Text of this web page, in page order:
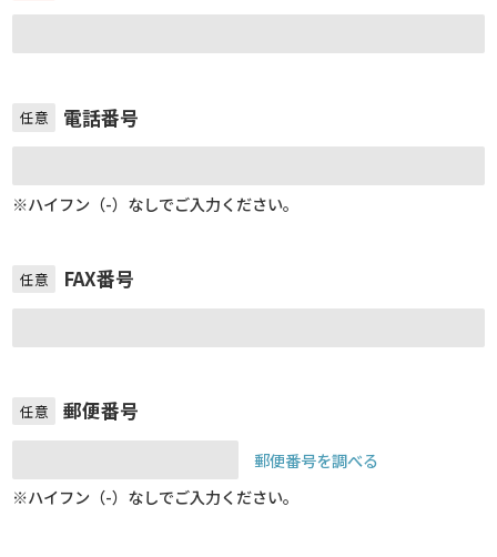
任意 電話番号
※ハイフン（-）なしでご入力ください。
任意 FAX番号
任意 郵便番号
郵便番号を調べる
※ハイフン（-）なしでご入力ください。